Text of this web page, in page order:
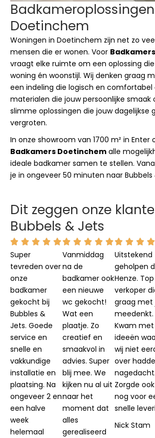
Doetinchem
Woningen in Doetinchem zijn net zo
mensen die er wonen. Voor
vraagt elke ruimte om een oplossing
woning én woonstijl. Wij denken graag
een indeling die logisch en comfortabel
materialen die jouw persoonlijke smaak
slimme oplossingen die jouw dagelijkse
vergroten.
In onze showroom van 1700 m² in Enter
Badkamers Doetinchem alle
ideale badkamer samen te stellen.
je in ongeveer 50 minuten naar Bubbels
Dit zeggen onze
Bubbels & Jets
Super
tevreden over
onze
badkamer
gekocht bij
Bubbles &
Jets. Goede
service en
snelle en
vakkundige
installatie en
plaatsing. Na
ongeveer 2 en
een halve
week
helemaal
Vanmiddag
na de
badkamer ook
een nieuwe
wc gekocht!
Wat een
plaatje. Zo
creatief en
smaakvol in
advies. Super
blij mee. We
kijken nu al uit
naar het
moment dat
alles
gerealiseerd
Uitstekend
geholpen
Henze. Top
verkoper
graag met
meedenkt.
Kwam met
ideeën
wij niet
over
nagedacht.
Zorgde ook
nog voor
snelle
Nick Stam